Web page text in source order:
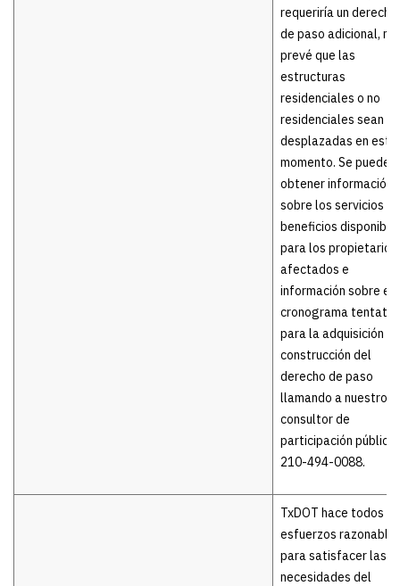
requeriría un derecho
de paso adicional, no
prevé que las
estructuras
residenciales o no
residenciales sean
desplazadas en este
momento. Se puede
obtener información
sobre los servicios y
beneficios
para los propietarios
afectados e
información sobre el
cronograma
para la adquisición y
construcción del
derecho de paso
llamando a nuestro
consultor de
participación pública
210-494-0088.
TxDOT hace todos
esfuerzos
para satisfacer las
necesidades del